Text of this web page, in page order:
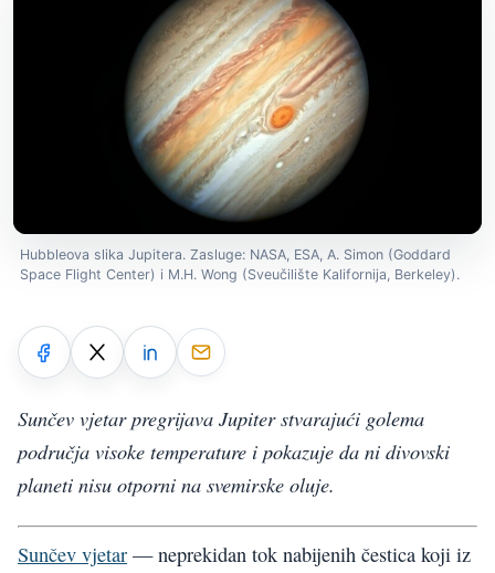
Hubbleova slika Jupitera. Zasluge: NASA, ESA, A. Simon (Goddard
Space Flight Center) i M.H. Wong (Sveučilište Kalifornija, Berkeley).
Sunčev vjetar pregrijava Jupiter stvarajući golema
područja visoke temperature i pokazuje da ni divovski
planeti nisu otporni na svemirske oluje.
Sunčev vjetar — neprekidan tok nabijenih čestica koji iz